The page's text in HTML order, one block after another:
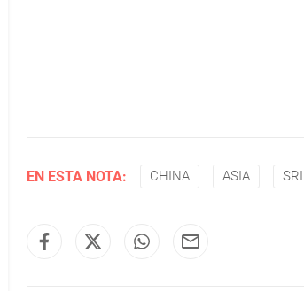
EN ESTA NOTA: CHINA ASIA